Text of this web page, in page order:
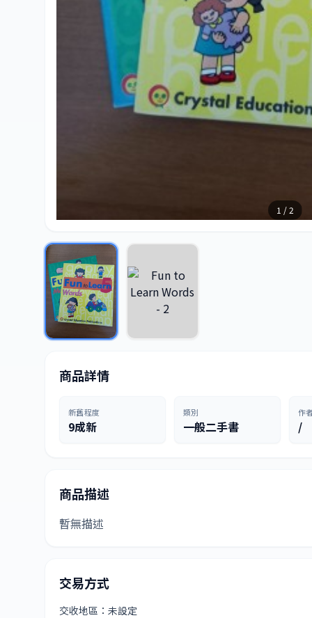
1 / 2
商品詳情
新舊程度
9成新
類別
一般二手書
作
/
商品描述
暫無描述
交易方式
交收地區：未設定